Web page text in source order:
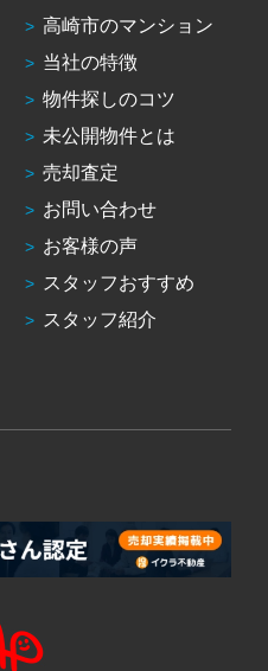
高崎市のマンション
当社の特徴
物件探しのコツ
未公開物件とは
売却査定
お問い合わせ
お客様の声
スタッフおすすめ
スタッフ紹介